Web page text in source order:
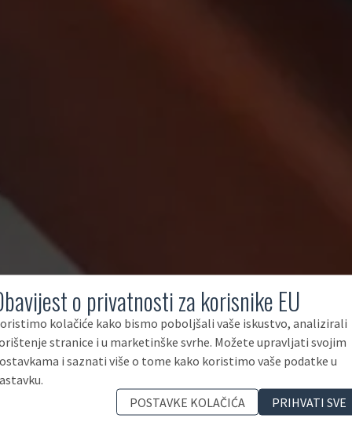
o privatnosti za korisnike EU
kolačiće kako bismo poboljšali vaše iskustvo, analizirali
stranice i u marketinške svrhe. Možete upravljati svojim
i saznati više o tome kako koristimo vaše podatke u
POSTAVKE KOLAČIĆA
PRIHVATI SVE